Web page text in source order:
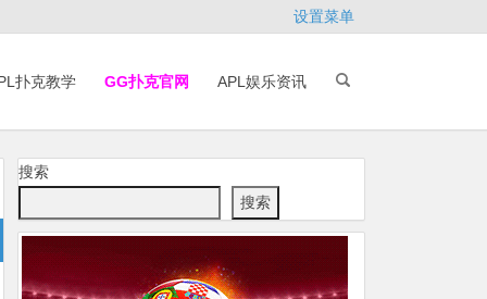
设置菜单
扑克教学 GG扑克官网 APL娱乐资讯
搜索
搜索